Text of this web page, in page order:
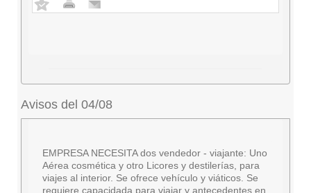
Avisos del 04/08
EMPRESA NECESITA dos vendedor - viajante: Uno
Aérea cosmética y otro Licores y destilerías, para
viajes al interior. Se ofrece vehículo y viáticos. Se
requiere capacidada para viajar y antecedentes en